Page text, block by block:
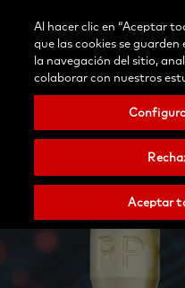
Registrar Blog
Nobel
Biocare
Al hacer clic en “Aceptar
que las cookies se
la navegación del sitio,
colaborar con nuestros
Aceptar